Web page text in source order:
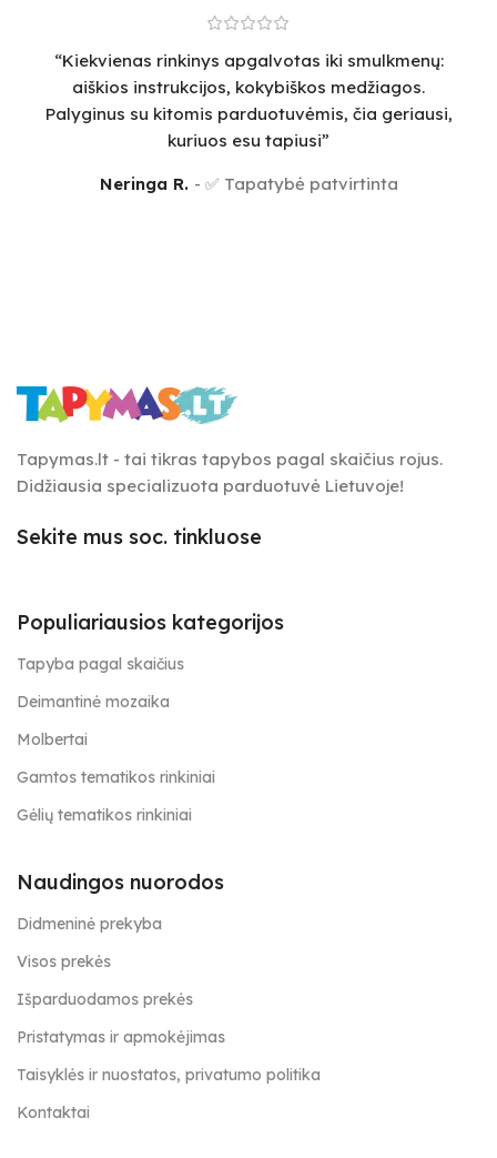
“Kiekvienas rinkinys apgalvotas iki smulkmenų:
aiškios instrukcijos, kokybiškos medžiagos.
Palyginus su kitomis parduotuvėmis, čia geriausi,
kuriuos esu tapiusi”
Neringa R. ✅ Tapatybė patvirtinta
Tapymas.lt - tai tikras tapybos pagal skaičius rojus.
Didžiausia specializuota parduotuvė Lietuvoje!
Sekite mus soc. tinkluose
Populiariausios kategorijos
Tapyba pagal skaičius
Deimantinė mozaika
Molbertai
Gamtos tematikos rinkiniai
Gėlių tematikos rinkiniai
Naudingos nuorodos
Didmeninė prekyba
Visos prekės
Išparduodamos prekės
Pristatymas ir apmokėjimas
Taisyklės ir nuostatos, privatumo politika
Kontaktai